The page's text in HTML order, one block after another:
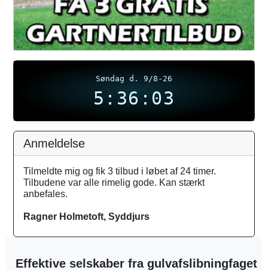
Søndag d. 9/8-26
5:36:03
Anmeldelse
Tilmeldte mig og fik 3 tilbud i løbet af 24 timer.
Tilbudene var alle rimelig gode. Kan stærkt
anbefales.
Ragner Holmetoft, Syddjurs
Effektive selskaber fra gulvafslibningfaget